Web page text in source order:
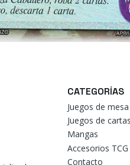
CATEGORÍAS
Juegos de mesa
Juegos de
Mangas
Accesorios TCG
Contacto